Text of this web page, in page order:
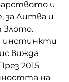
и
за Литва и
Злото.
инстинкти
вижда
2015
на